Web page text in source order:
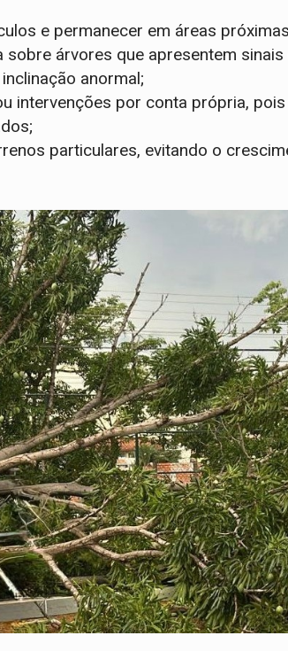
e permanecer em áreas
sobre árvores que apresentem
anormal;
intervenções por conta própria,
particulares, evitando o